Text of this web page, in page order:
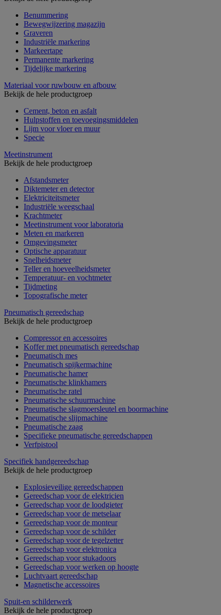
Benummering
Bewegwijzering magazijn
Graveren
Industriële markering
Markeertape
Permanente markering
Tijdelijke markering
Materiaal voor ruwbouw en afbouw
Bekijk de hele productgroep
Cement, beton en asfalt
Hulpstoffen en toevoegingsmiddelen
Lijm voor vloer en muur
Specie
Meetinstrument
Bekijk de hele productgroep
Afstandsmeter
Diktemeter en detector
Elektriciteitsmeter
Industriële weegschaal
Krachtmeter
Meetinstrument voor laboratoria
Meten en markeren
Omgevingsmeter
Optische apparatuur
Snelheidsmeter
Teller en hoeveelheidsmeter
Temperatuur- en vochtmeter
Tijdmeting
Topografische meter
Pneumatisch gereedschap
Bekijk de hele productgroep
Compressor en accessoires
Koffer met pneumatisch gereedschap
Pneumatisch mes
Pneumatisch spijkermachine
Pneumatische hamer
Pneumatische klinkhamers
Pneumatische ratel
Pneumatische schuurmachine
Pneumatische slagmoersleutel en boormachine
Pneumatische slijpmachine
Pneumatische zaag
Specifieke pneumatische gereedschappen
Verfpistool
Specifiek handgereedschap
Bekijk de hele productgroep
Explosieveilige gereedschappen
Gereedschap voor de elektricien
Gereedschap voor de loodgieter
Gereedschap voor de metselaar
Gereedschap voor de monteur
Gereedschap voor de schilder
Gereedschap voor de tegelzetter
Gereedschap voor elektronica
Gereedschap voor stukadoors
Gereedschap voor werken op hoogte
Luchtvaart gereedschap
Magnetische accessoires
Spuit-en schilderwerk
Bekijk de hele productgroep